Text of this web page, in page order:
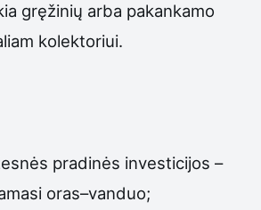
gręžinių arba pakankamo
kolektoriui.
pradinės investicijos –
oras–vanduo;